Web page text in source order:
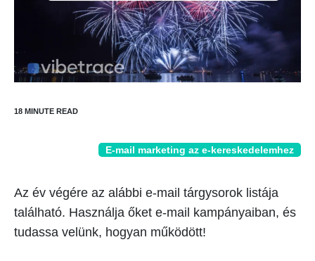
E-mail marketing az e-kereskedelemhez
Az év végére az alábbi e-mail tárgysorok listája
található. Használja őket e-mail kampányaiban, és
tudassa velünk, hogyan működött!